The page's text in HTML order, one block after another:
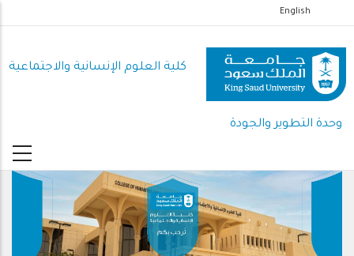
إلى
المحتوى
الرئيسي
English
كلية العلوم اﻹنسانية واﻻجتماعية
وحدة التطوير والجودة